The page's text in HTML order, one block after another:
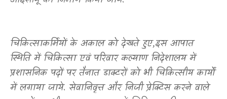
चिकित्साकर्मियों के अकाल को देखते हुए,इस आपात
स्थिति में चिकित्सा एवं परिवार कल्याण निदेशालय में
प्रशासनिक पदों पर तैनात डाक्टरों को भी चिकित्सीय कार्यों
में लगाया जाये. सेवानिवृत्त और निजी प्रेक्टिस करने वाले